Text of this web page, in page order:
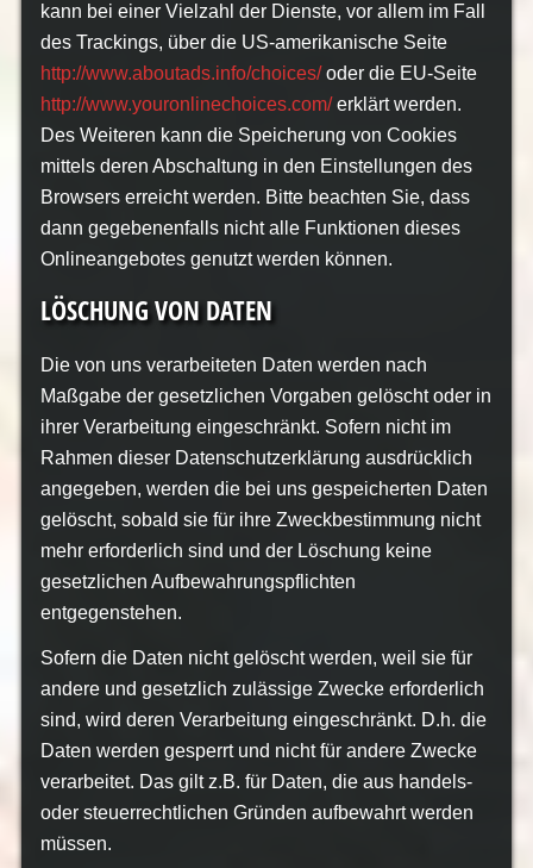
kann bei einer Vielzahl der Dienste, vor allem im Fall
des Trackings, über die US-amerikanische Seite
http://www.aboutads.info/choices/oder die EU-Seite
http://www.youronlinechoices.com/erklärt werden.
Des Weiteren kann die Speicherung von Cookies
mittels deren Abschaltung in den Einstellungen des
Browsers erreicht werden. Bitte beachten Sie, dass
dann gegebenenfalls nicht alle Funktionen dieses
Onlineangebotes genutzt werden können.
LÖSCHUNG VON DATEN
Die von uns verarbeiteten Daten werden nach
Maßgabe der gesetzlichen Vorgaben gelöscht oder in
ihrer Verarbeitung eingeschränkt. Sofern nicht im
Rahmen dieser Datenschutzerklärung ausdrücklich
angegeben, werden die bei uns gespeicherten Daten
gelöscht, sobald sie für ihre Zweckbestimmung nicht
mehr erforderlich sind und der Löschung keine
gesetzlichen Aufbewahrungspflichten
entgegenstehen.
Sofern die Daten nicht gelöscht werden, weil sie für
andere und gesetzlich zulässige Zwecke erforderlich
sind, wird deren Verarbeitung eingeschränkt. D.h. die
Daten werden gesperrt und nicht für andere Zwecke
verarbeitet. Das gilt z.B. für Daten, die aus handels-
oder steuerrechtlichen Gründen aufbewahrt werden
müssen.